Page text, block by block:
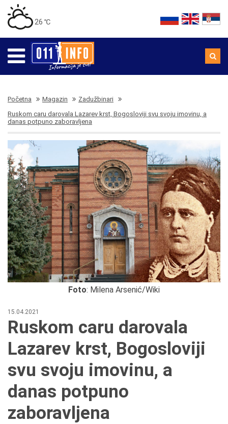
26 ℃
Početna Magazin
Zadužbinari
Ruskom caru darovala Lazarev krst, Bogosloviji svu svoju imovinu, a
danas potpuno zaboravljena
Foto: Milena Arsenić/Wiki
15.04.2021
Ruskom caru darovala
Lazarev krst, Bogosloviji
svu svoju imovinu, a
danas potpuno
zaboravljena